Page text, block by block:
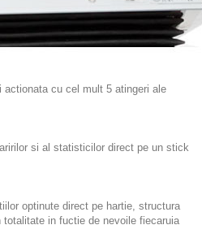
cu cel mult 5 atingeri ale
si al statisticilor direct pe un stick
optinute direct pe hartie, structura
totalitate in fuctie de nevoile fiecaruia